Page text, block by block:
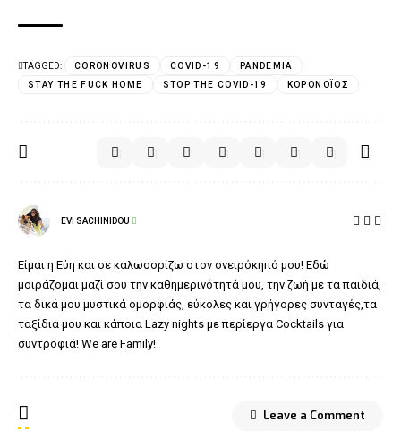
TAGGED: CORONOVIRUS COVID-19
PANDEMIA
STAY THE FUCK HOME
STOP THE COVID-19 ΚΟΡΟΝΟΪΌΣ
EVI SACHINIDOU
Είμαι η Εύη και σε καλωσορίζω στον ονειρόκηπό μου! Εδώ
μοιράζομαι μαζί σου την καθημερινότητά μου, την ζωή με τα παιδιά,
τα δικά μου μυστικά ομορφιάς, εύκολες και γρήγορες συνταγές,τα
ταξίδια μου και κάποια Lazy nights με περίεργα Cocktails για
συντροφιά! We are Family!
Leave a Comment